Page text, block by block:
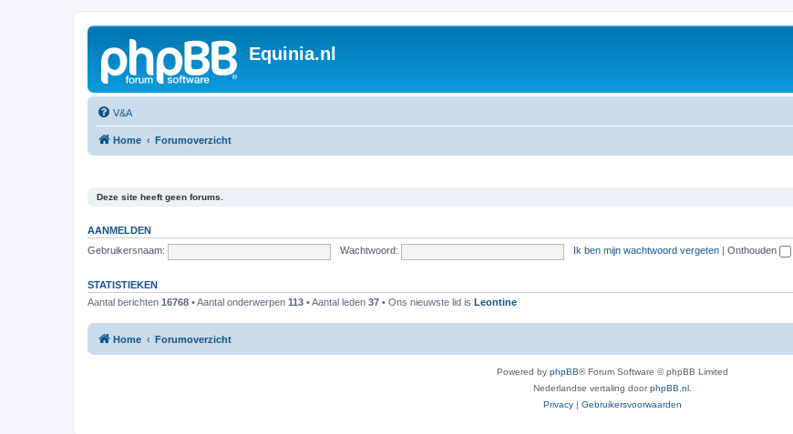
Equinia.nl
V&A
Home Forumoverzicht
Deze site heeft geen forums.
AANMELDEN
Gebruikersnaam:
Wachtwoord: Ik ben mijn wachtwoord vergeten Onthouden
STATISTIEKEN
Aantal berichten 16768 • Aantal onderwerpen 113 • Aantal leden 37 • Ons nieuwste lid is Leontine
Home Forumoverzicht
Powered by phpBB® Forum Software © phpBB Limited
Nederlandse vertaling doorphpBB.nl
Privacy | Gebruikersvoorwaarden